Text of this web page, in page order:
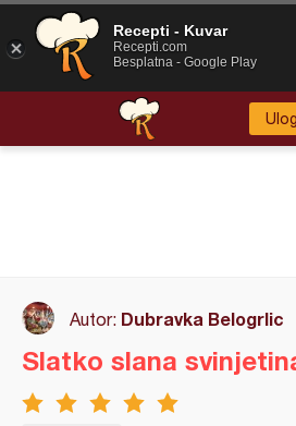
Autor: Dubravka Belogrlic
Slatko slana
Recepti - Kuvar
Recepti.com
Besplatna - Google Play